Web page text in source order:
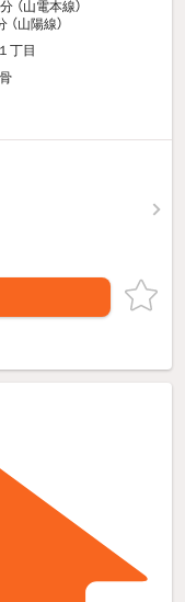
分 （山電本線）
（山陽線）
丁目